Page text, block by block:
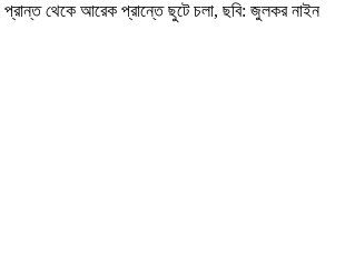
প্রান্ত থেকে আরেক প্রান্তে ছুটে চলা, ছবি: জুলকর নাইন